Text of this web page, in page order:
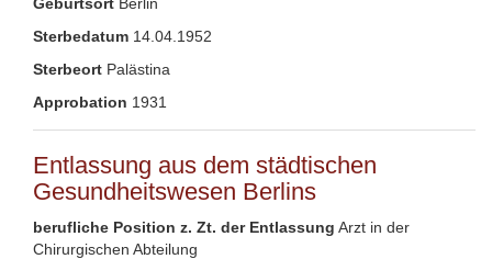
Sterbedatum 14.04.1952
Sterbeort Palästina
Approbation 1931
Entlassung aus dem städtischen
Gesundheitswesen Berlins
berufliche Position z. Zt. der Entlassung Arzt in der
Chirurgischen Abteilung